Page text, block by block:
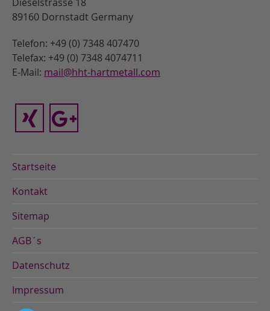
89160 Dornstadt Germany
Telefon: +49 (0) 7348 407470
Telefax: +49 (0) 7348 4074711
E-Mail: mail@hht-hartmetall.com
Startseite
Kontakt
Sitemap
AGB´s
Datenschutz
Impressum